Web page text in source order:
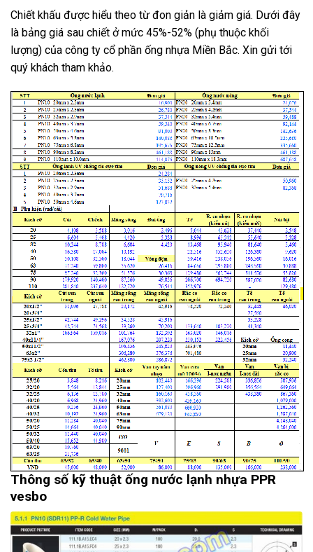
Chiết khấu được hiểu theo từ đon giản là giảm giá. Dưới đây
là bảng giá sau chiết ở mức 45%-52% (phụ thuộc khối
lượng) của công ty cổ phần ống nhựa Miền Bắc. Xin gửi tới
quý khách tham khảo.
Thông số kỹ thuật ống nước lạnh nhựa PPR
vesbo